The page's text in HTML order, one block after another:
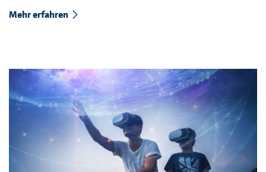
Mehr erfahren